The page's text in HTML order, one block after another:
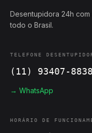
Desentupidora 24h
todo o Brasil.
TELEFONE
(11) 93407-8838
→ WhatsApp
HORÁRIO DE